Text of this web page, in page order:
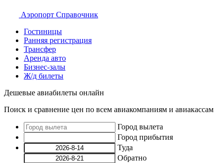
Аэропорт Справочник
Гостиницы
Ранняя регистрация
Трансфер
Аренда авто
Бизнес-залы
Ж/д билеты
Дешевые авиабилеты онлайн
Поиск и сравнение цен по всем авиакомпаниям и авиакассам
Город вылета
Город прибытия
Туда
Обратно